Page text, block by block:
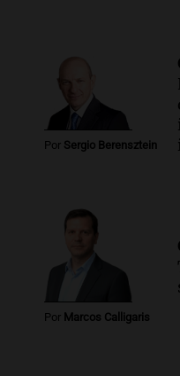
Por Sergio Berensztein
Por Marcos Calligaris